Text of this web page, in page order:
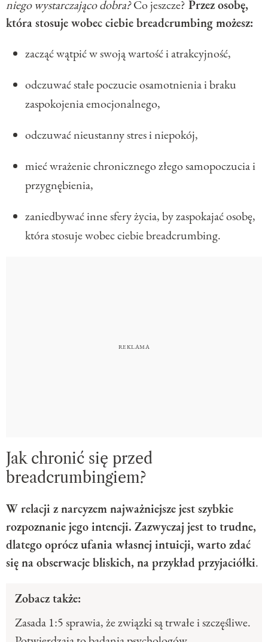
niego wystarczająco dobra?Co jeszcze? Przez osobę,
która stosuje wobec ciebie breadcrumbing możesz:
zacząć wątpić w swoją wartość i atrakcyjność,
odczuwać stałe poczucie osamotnienia i braku
zaspokojenia emocjonalnego,
odczuwać nieustanny stres i niepokój,
mieć wrażenie chronicznego złego samopoczucia i
przygnębienia,
zaniedbywać inne sfery życia, by zaspokajać osobę,
która stosuje wobec ciebie breadcrumbing.
Jak chronić się przed
breadcrumbingiem?
W relacji z narcyzem najważniejsze jest szybkie
rozpoznanie jego intencji. Zazwyczaj jest to trudne,
dlatego oprócz ufania własnej intuicji, warto zdać
się na obserwacje bliskich, na przykład przyjaciółki.
Zobacz także:
Zasada 1:5 sprawia, że związki są trwałe i szczęśliwe.